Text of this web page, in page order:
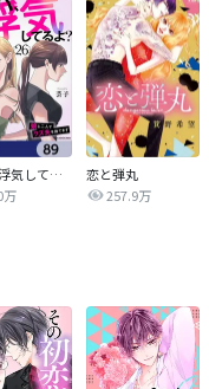
パパ、浮気してるよ？娘と二人でクズ夫を捨てます【分冊版】
万
恋と弾丸
257.9万